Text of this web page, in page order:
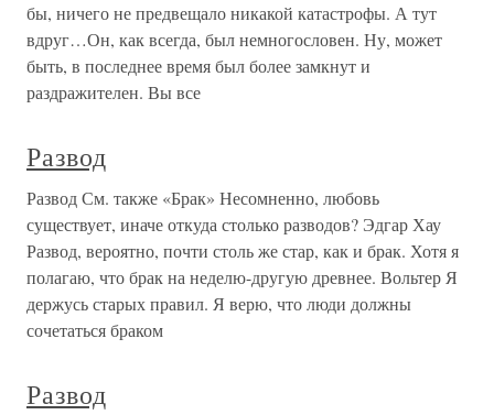
бы, ничего не предвещало никакой катастрофы. А тут
вдруг…Он, как всегда, был немногословен. Ну, может
быть, в последнее время был более замкнут и
раздражителен. Вы все
Развод
Развод См. также «Брак» Несомненно, любовь
существует, иначе откуда столько разводов? Эдгар Хау
Развод, вероятно, почти столь же стар, как и брак. Хотя я
полагаю, что брак на неделю-другую древнее. Вольтер Я
держусь старых правил. Я верю, что люди должны
сочетаться браком
Развод